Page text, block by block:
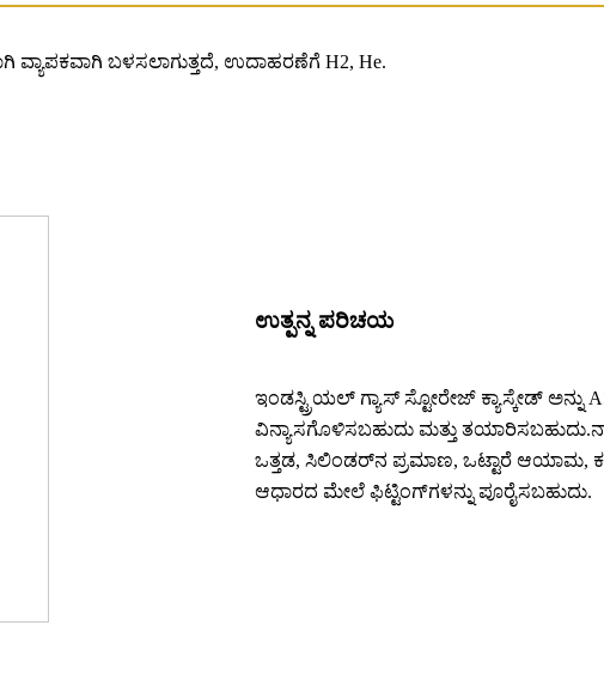
ವ್ಯಾಪಕವಾಗಿ ಬಳಸಲಾಗುತ್ತದೆ, ಉದಾಹರಣೆಗೆ H2, He.
ಉತ್ಪನ್ನ ಪರಿಚಯ
ಇಂಡಸ್ಟ್ರಿಯಲ್ ಗ್ಯಾಸ್ ಸ್ಟೋರೇಜ್ ಕ್ಯಾಸ್ಕೇಡ್
ವಿನ್ಯಾಸಗೊಳಿಸಬಹುದು ಮತ್ತು
ಒತ್ತಡ, ಸಿಲಿಂಡರ್‌ನ ಪ್ರಮಾಣ, ಒಟ್ಟಾರೆ ಆಯಾಮ,
ಆಧಾರದ ಮೇಲೆ ಫಿಟ್ಟಿಂಗ್‌ಗಳನ್ನು ಪೂರೈಸಬಹುದು.